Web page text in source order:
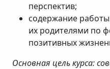
перспектив;
содержание
их родителями по
позитивных
Основная цель курса: